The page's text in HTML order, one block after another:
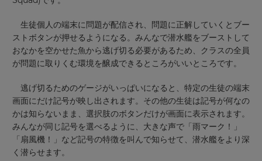
生徒個人の端末に問題が配信され、問題に正解していくとブー
ストボタンが押せるようになる。みんなで潜水艦をブーストして
おなかを空かせた魚から逃げ切る必要があるため、クラスの全員
が問題に取りくむ環境を醸成できるところがいいところです。
逃げ切るためのゲージがいっぱいになると、特定の生徒の端末
画面にだけ記号が映し出されます。その他の生徒は記号が何なの
かは知らないまま、選択肢のボタンだけが画面に表示されます。
みんなが同じ記号を選べるように、大きな声で「雨マーク！」
「扇風機！」など記号の特徴を叫んで知らせて、潜水艦をより深
く潜らせます。
your
settings.
Update
your
region
and
currency.
Region